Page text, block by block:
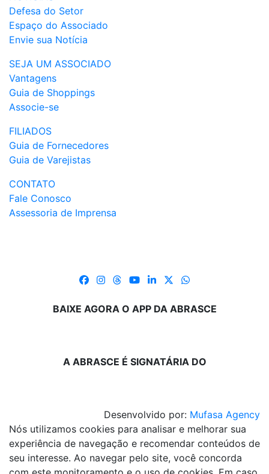
Defesa do Setor
Espaço do Associado
Envie sua Notícia
SEJA UM ASSOCIADO
Vantagens
Guia de Shoppings
Associe-se
FILIADOS
Guia de Fornecedores
Guia de Varejistas
CONTATO
Fale Conosco
Assessoria de Imprensa
BAIXE AGORA O APP DA ABRASCE
A ABRASCE É SIGNATÁRIA DO
Desenvolvido por: Mufasa Agency
Nós utilizamos cookies para analisar e melhorar sua
experiência de navegação e recomendar conteúdos de
seu interesse. Ao navegar pelo site, você concorda